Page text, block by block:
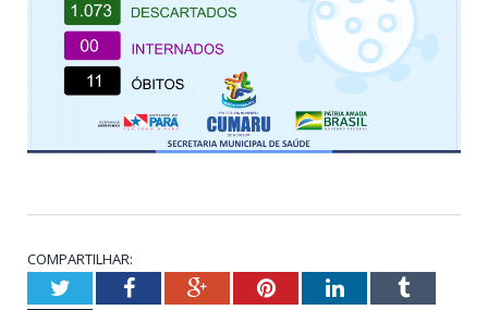
COMPARTILHAR:
TwitterFacebookGoogle+PinterestLinkedInTumblr